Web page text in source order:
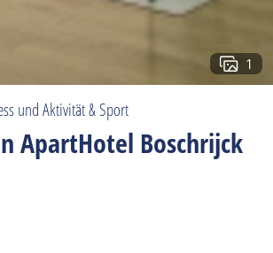
1
und Aktivität & Sport
ApartHotel Boschrijck